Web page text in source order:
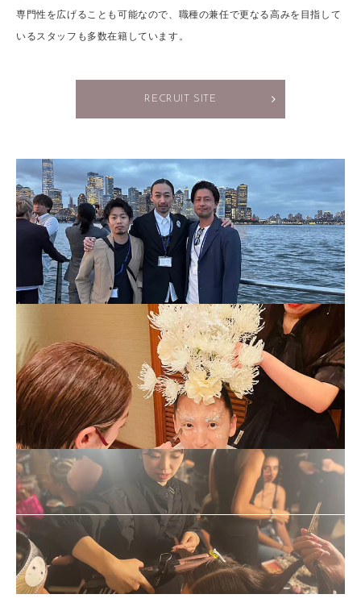
専門性を広げることも可能なので、職種の兼任で更なる高みを目指して
いるスタッフも多数在籍しています。
RECRUIT SITE